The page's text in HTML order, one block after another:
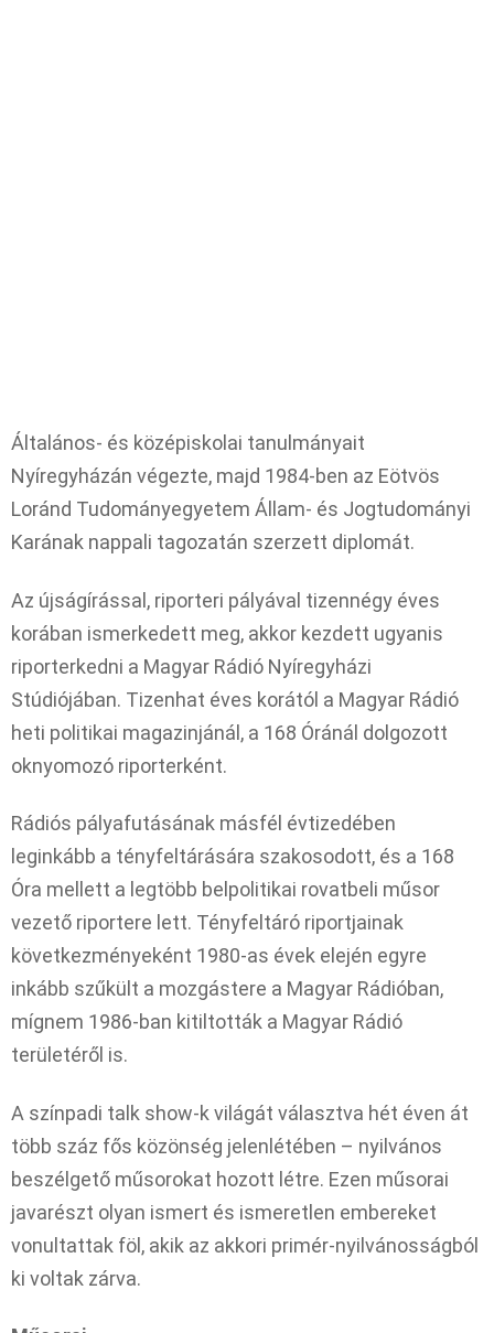
Általános- és középiskolai tanulmányait
Nyíregyházán végezte, majd 1984-ben az Eötvös
Loránd Tudományegyetem Állam- és Jogtudományi
Karának nappali tagozatán szerzett diplomát.
Az újságírással, riporteri pályával tizennégy éves
korában ismerkedett meg, akkor kezdett ugyanis
riporterkedni a Magyar Rádió Nyíregyházi
Stúdiójában. Tizenhat éves korától a Magyar Rádió
heti politikai magazinjánál, a 168 Óránál dolgozott
oknyomozó riporterként.
Rádiós pályafutásának másfél évtizedében
leginkább a tényfeltárására szakosodott, és a 168
Óra mellett a legtöbb belpolitikai rovatbeli műsor
vezető riportere lett. Tényfeltáró riportjainak
következményeként 1980-as évek elején egyre
inkább szűkült a mozgástere a Magyar Rádióban,
mígnem 1986-ban kitiltották a Magyar Rádió
területéről is.
A színpadi talk show-k világát választva hét éven át
több száz fős közönség jelenlétében – nyilvános
beszélgető műsorokat hozott létre. Ezen műsorai
javarészt olyan ismert és ismeretlen embereket
vonultattak föl, akik az akkori primér-nyilvánosságból
ki voltak zárva.